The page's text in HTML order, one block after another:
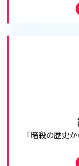
「暗殺の歴史